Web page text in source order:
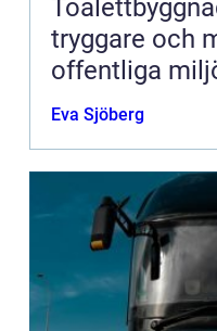
tryggare och
offentliga
Eva Sjöberg